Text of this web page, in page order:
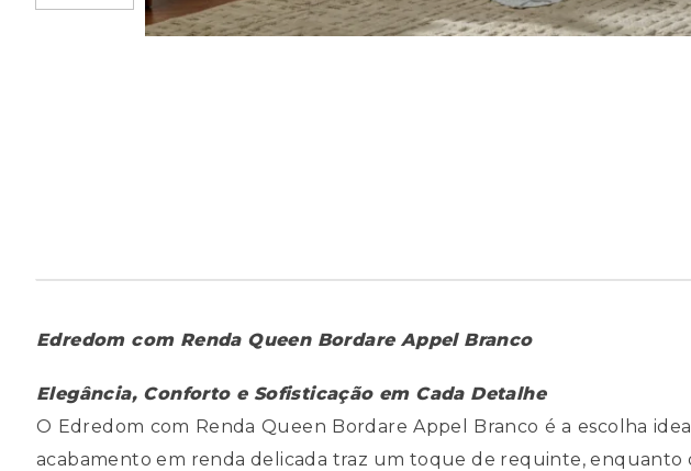
Edredom com Renda Queen Bordare Appel Branco
Elegância, Conforto e Sofisticação em Cada Detalhe
O Edredom com Renda Queen Bordare Appel Branco é a escolha
acabamento em renda delicada traz um toque de requinte,